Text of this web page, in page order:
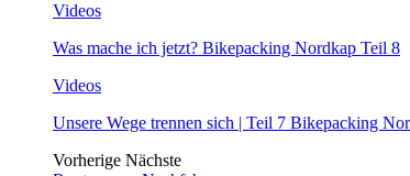
Videos
Was mache ich jetzt? Bikepacking Nordkap Teil 8
Videos
Unsere Wege trennen sich | Teil 7 Bikepacking
Vorherige Nächste